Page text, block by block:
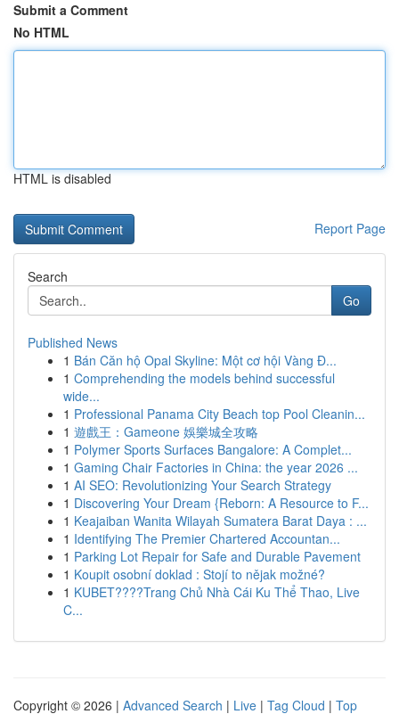
Submit a Comment
No HTML
HTML is disabled
Report Page
Search
Go
Published News
1 Bán Căn hộ Opal Skyline: Một cơ hội Vàng Đ...
1 Comprehending the models behind successful
wide...
1 Professional Panama City Beach top Pool Cleanin...
1 遊戲王：Gameone 娛樂城全攻略
1 Polymer Sports Surfaces Bangalore: A Complet...
1 Gaming Chair Factories in China: the year 2026 ...
1 AI SEO: Revolutionizing Your Search Strategy
1 Discovering Your Dream {Reborn: A Resource to F...
1 Keajaiban Wanita Wilayah Sumatera Barat Daya : ...
1 Identifying The Premier Chartered Accountan...
1 Parking Lot Repair for Safe and Durable Pavement
1 Koupit osobní doklad : Stojí to nějak možné?
1 KUBET????️Trang Chủ Nhà Cái Ku Thể Thao, Live
C...
Copyright © 2026 | Advanced Search | Live | Tag Cloud | Top